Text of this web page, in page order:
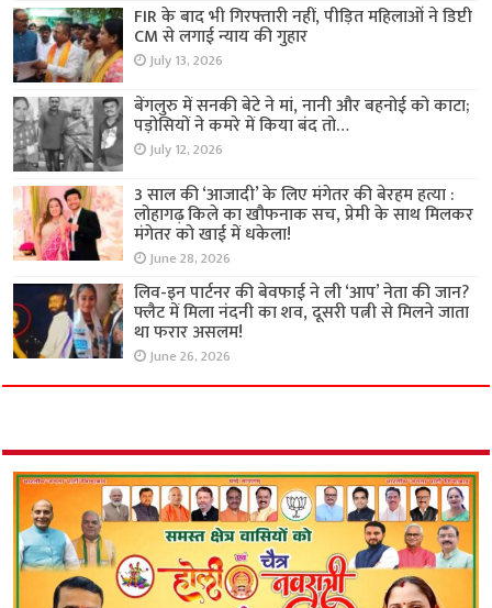
FIR के बाद भी गिरफ्तारी नहीं, पीड़ित महिलाओं ने डिप्टी
CM से लगाई न्याय की गुहार
July 13, 2026
बेंगलुरु में सनकी बेटे ने मां, नानी और बहनोई को काटा;
पड़ोसियों ने कमरे में किया बंद तो…
July 12, 2026
3 साल की ‘आजादी’ के लिए मंगेतर की बेरहम हत्या :
लोहागढ़ किले का खौफनाक सच, प्रेमी के साथ मिलकर
मंगेतर को खाई में धकेला!
June 28, 2026
लिव-इन पार्टनर की बेवफाई ने ली ‘आप’ नेता की जान?
फ्लैट में मिला नंदनी का शव, दूसरी पत्नी से मिलने जाता
था फरार असलम!
June 26, 2026